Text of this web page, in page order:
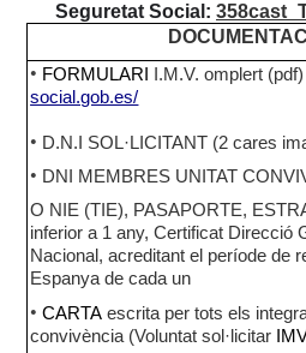
Seguretat Social:
• FORMULARI I.M.V. omplert (pdf)
social.gob.es/
• D.N.I SOL·LICITANT (2cares
• DNI MEMBRES UNITAT
O NIE (TIE), PASAPORTE,
inferior a 1 any, Certificat Direcció
Nacional, acreditant el període de
Espanya de cada un
• CARTA escrita per tots els
convivència (Voluntat sol·licitar